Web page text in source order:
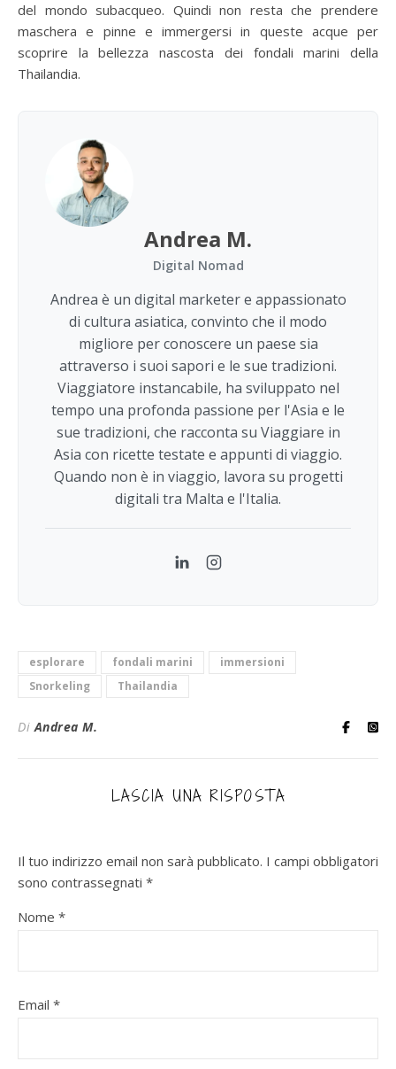
del mondo subacqueo. Quindi non resta che prendere
maschera e pinne e immergersi in queste acque per
scoprire la bellezza nascosta dei fondali marini della
Thailandia.
Andrea M.
Digital Nomad
Andrea è un digital marketer e appassionato
di cultura asiatica, convinto che il modo
migliore per conoscere un paese sia
attraverso i suoi sapori e le sue tradizioni.
Viaggiatore instancabile, ha sviluppato nel
tempo una profonda passione per l'Asia e le
sue tradizioni, che racconta su Viaggiare in
Asia con ricette testate e appunti di viaggio.
Quando non è in viaggio, lavora su progetti
digitali tra Malta e l'Italia.
LinkedInInstagram
esplorare fondali marini
immersioni
Snorkeling
Thailandia
DiAndrea M.
LASCIA UNA RISPOSTA
Il tuo indirizzo email non sarà pubblicato. I campi obbligatori
sono contrassegnati *
Nome *
Email *